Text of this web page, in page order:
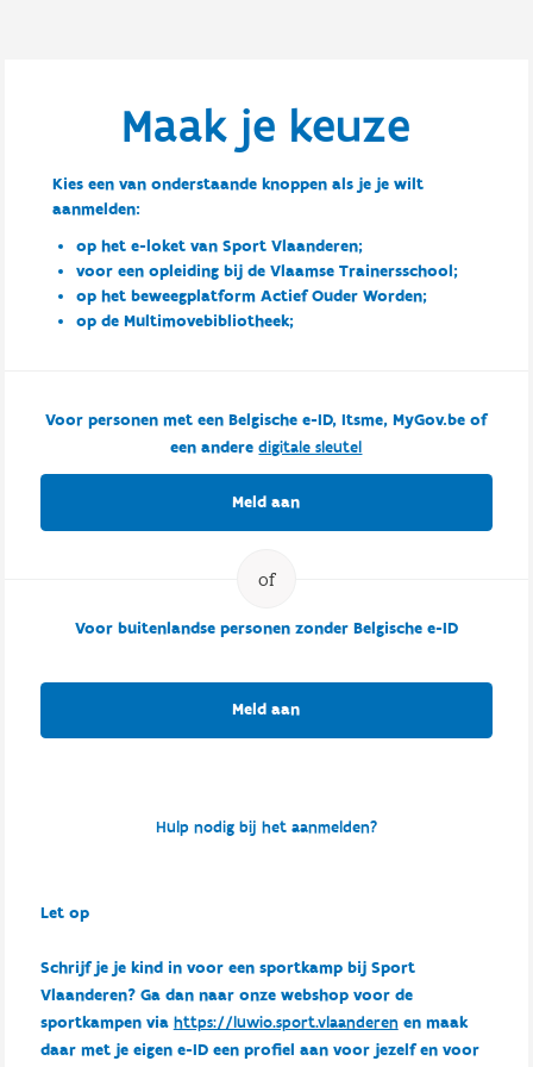
Maak je keuze
Kies een van onderstaande knoppen als je je wilt
aanmelden:
op het e-loket van Sport Vlaanderen;
voor een opleiding bij de Vlaamse Trainersschool;
op het beweegplatform Actief Ouder Worden;
op de Multimovebibliotheek;
Voor personen met een Belgische e-ID, Itsme, MyGov.be of
een anderedigitale sleutel
Meld aan
Voor buitenlandse personen zonder Belgische e-ID
Meld aan
Hulp nodig bij het aanmelden?
Let op
Schrijf je je kind in voor een sportkamp bij Sport
Vlaanderen? Ga dan naar onze webshop voor de
sportkampen via https://luwio.sport.vlaanderenen maak
daar met je eigen e-ID een profiel aan voor jezelf en voor